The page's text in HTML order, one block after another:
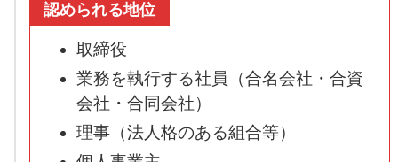
認められる地位
取締役
業務を執行する社員（合名会社・合資
会社・合同会社）
理事（法人格のある組合等）